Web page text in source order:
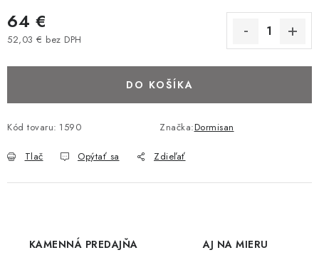
ZÁVESNÉ HOJDACIE KRESLÁ
BAROVÉ STOLIČKY
STOLY
VANKÚŠE
64 €
52,03 € bez DPH
DO KOŠÍKA
Kód tovaru: 1590 Značka:Dormisan
Tlač Opýtať sa Zdieľať
KAMENNÁ PREDAJŇA AJ NA MIERU